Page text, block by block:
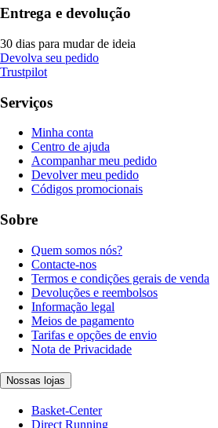
Entrega e devolução
30 dias para mudar de ideia
Devolva seu pedido
Trustpilot
Serviços
Minha conta
Centro de ajuda
Acompanhar meu pedido
Devolver meu pedido
Códigos promocionais
Sobre
Quem somos nós?
Contacte-nos
Termos e condições gerais de venda
Devoluções e reembolsos
Informação legal
Meios de pagamento
Tarifas e opções de envio
Nota de Privacidade
Nossas lojas
Basket-Center
Direct Running